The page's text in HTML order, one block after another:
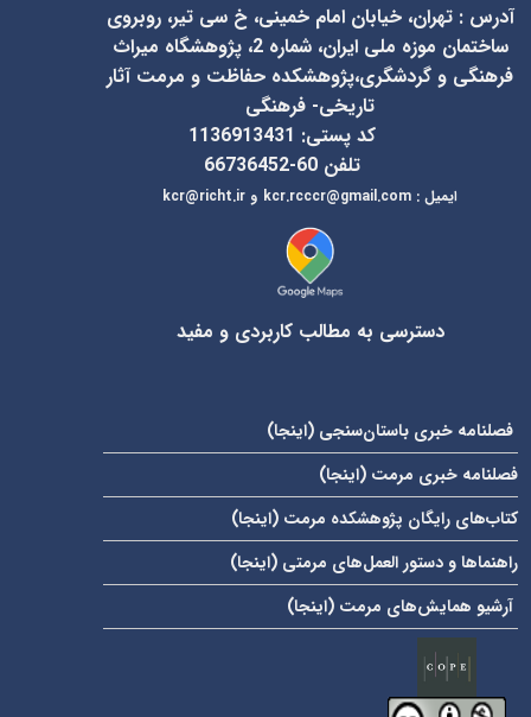
آدرس : تهران، خیابان امام خمینی، خ سی تیر، روبروی
ساختمان موزه ملی ایران، شماره 2، پژوهشگاه میراث
فرهنگی و گردشگری،پژوهشکده حفاظت و مرمت آثار
تاریخی- فرهنگی
کد پستی: 1136913431
تلفن 60-66736452
ایمیل:
kcr@richt.ir و kcr.rcccr@gmail.com
دسترسی به مطالب کاربردی و مفید
فصلنامه خبری باستان‌سنجی ( اینجا)
فصلنامه خبری مرمت ( اینجا)
کتاب‌های رایگان پژوهشکده مرمت ( اینجا)
راهنماها و دستور العمل‌های مرمتی ( اینجا)
آرشیو همایش‌های مرمت ( اینجا)